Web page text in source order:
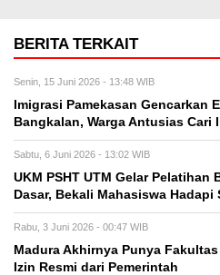
BERITA TERKAIT
Senin, 15 Juni 2026 - 13:48 WIB
Imigrasi Pamekasan Gencarkan
Bangkalan, Warga Antusias Cari
Sabtu, 6 Juni 2026 - 13:02 WIB
UKM PSHT UTM Gelar
Dasar, Bekali Mahasiswa Hadapi
Rabu, 3 Juni 2026 - 00:47 WIB
Madura Akhirnya Punya
Izin Resmi dari Pemerintah